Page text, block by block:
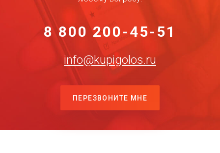
8 800 200-45-51
info@kupigolos.ru
ПЕРЕЗВОНИТЕ МНЕ